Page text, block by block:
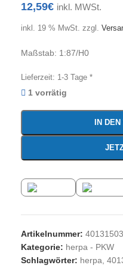
12,59€ inkl. MWSt.
inkl. 19 % MwSt. zzgl.
Maßstab: 1:87/H0
Lieferzeit: 1-3 Tage *
1 vorrätig
IN
Artikelnummer:
Kategorie: herpa - PKW
Schlagwörter: herpa